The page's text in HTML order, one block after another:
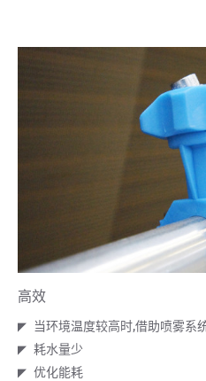
高效
当环境温度较高时,借助喷雾系
耗水量少
优化能耗